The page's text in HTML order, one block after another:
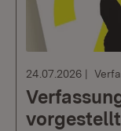
24.07.2026
vorgestellt